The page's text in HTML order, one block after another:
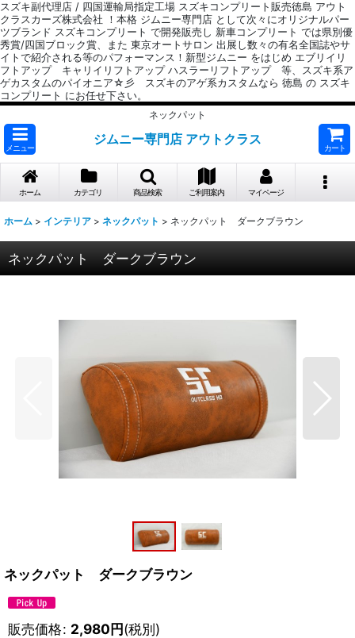
スズキ副代理店 / 四国運輸局指定工場 スズキコンプリート販売徳島 アウト
クラスカーズ株式会社 ！本格 ジムニー専門店 として次々にオリジナルパー
ツブランド スズキコンプリート で開発販売し 新車コンプリート では県別優
秀賞/四国ブロック賞、また 東京オートサロン 出展し数々の有名全国誌やサ
イトで紹介される等のパフォーマンス！新型ジムニー をはじめ エブリイリ
フトアップ キャリイリフトアップ ハスラーリフトアップ 等、スズキ系ア
ゲカスタムのパイオニア☆彡 スズキのアゲ系カスタムなら 徳島 の スズキ
コンプリート にお任せ下さい。
ネックパット
メニュー
ジムニー専門店 アウトクラス
カート
ホーム カテゴリ 商品検索 ご利用案内 マイページ
ホーム > インテリア > ネックパット > ネックパット ダークブラウン
ネックパット ダークブラウン
ネックパット ダークブラウン
販売価格: 2,980円(税別)